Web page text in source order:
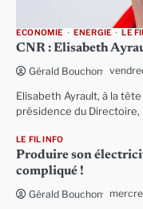
ECONOMIE ENERGIE LE
CNR : Elisabeth
Gérald Bouchon
Elisabeth Ayrault, à la
présidence du Directoire,
LE FIL INFO
Produire son
compliqué !
Gérald Bouchon